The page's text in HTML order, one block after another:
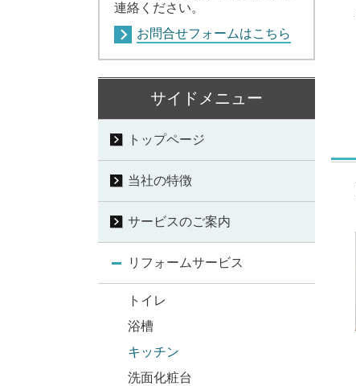
連絡ください。
お問合せフォームはこちら
サイドメニュー
トップページ
当社の特徴
サービスのご案内
リフォームサービス
トイレ
浴槽
キッチン
洗面化粧台